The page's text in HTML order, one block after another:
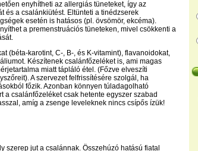
enyhítheti az allergiás tüneteket, így az
és a csalánkiütést. Eltünteti a tinédzserek
esetén is hatásos (pl. övsömör, ekcéma).
a premenstruációs tüneteken, mivel csökkenti a
(béta-karotint, C-, B-, és K-vitamint), flavanoidokat,
Készítenek csalánfőzeléket is, ami magas
miatt tápláló étel. (Főzve elveszíti
A szervezet felfrissítésére szolgál, ha
főzik. Azonban könnyen túladagolható
a csalánfőzeléket csak hetente egyszer szabad
amíg a zsenge leveleknek nincs csípős ízük!
szerep jut a csalánnak. Összehúzó hatású fiatal